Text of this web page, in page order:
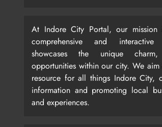
At Indore City Portal, our
comprehensive and
showcases the unique
opportunities within our city. We
resource for all things Indore City,
information and promoting local
and experiences.